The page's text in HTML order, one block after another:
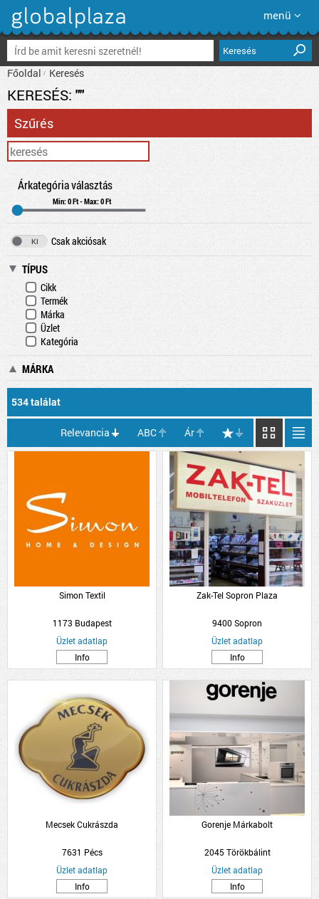
menü
Keresés
Főoldal Keresés
KERESÉS: ""
Szűrés
Árkategória választás
Min: 0 Ft - Max: 0 Ft
Csak akciósak
TÍPUS
Cikk
Termék
Márka
Üzlet
Kategória
MÁRKA
534 találat
Relevancia ABC Ár
Simon Textil
1173 Budapest
Üzlet adatlap
Info
Zak-Tel Sopron Plaza
9400 Sopron
Üzlet adatlap
Info
Mecsek Cukrászda
7631 Pécs
Üzlet adatlap
Info
Gorenje Márkabolt
2045 Törökbálint
Üzlet adatlap
Info